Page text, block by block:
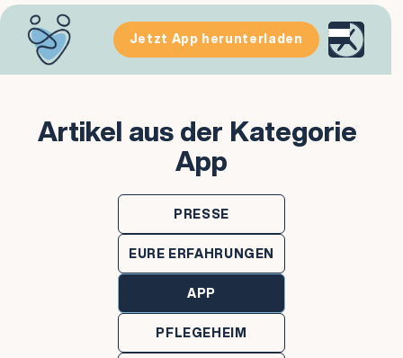
Jetzt App herunterladen
Artikel aus der Kategorie
App
PRESSE
EURE ERFAHRUNGEN
APP
PFLEGEHEIM